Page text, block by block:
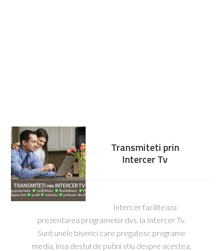
Transmiteti prin
Intercer Tv
Intercer faciliteaza
prezentarea programelor dvs. la Intercer Tv.
Sunt unele biserici care pregatesc programe
media, insa destul de putini stiu despre acestea,